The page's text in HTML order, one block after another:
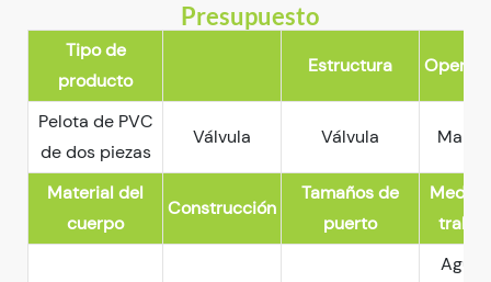
Presupuesto
Tipo de
producto
Estructura
Pelota de PVC
de dos piezas
Válvula Válvula
Material del
cuerpo
Construcción
Tamaños de
puerto
Medio
Agua